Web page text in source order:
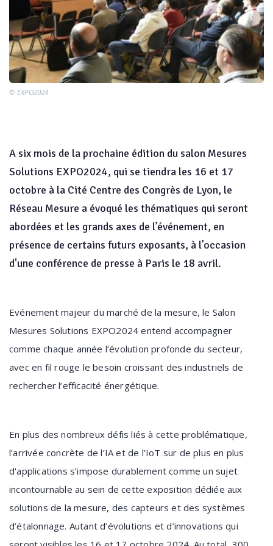
© EXPO2024
A six mois de la prochaine édition du salon Mesures
Solutions EXPO2024, qui se tiendra les 16 et 17
octobre à la Cité Centre des Congrès de Lyon, le
Réseau Mesure a évoqué les thématiques qui seront
abordées et les grands axes de l’événement, en
présence de certains futurs exposants, à l’occasion
d'une conférence de presse à Paris le 18 avril.
Evénement majeur du marché de la mesure, le Salon
Mesures Solutions EXPO2024 entend accompagner
comme chaque année l’évolution profonde du secteur,
avec en fil rouge le besoin croissant des industriels de
rechercher l’efficacité énergétique.
En plus des nombreux défis liés à cette problématique,
l’arrivée concrète de l’IA et de l’IoT sur de plus en plus
d'applications s’impose durablement comme un sujet
incontournable au sein de cette exposition dédiée aux
solutions de la mesure, des capteurs et des systèmes
d’étalonnage. Autant d’évolutions et d’innovations qui